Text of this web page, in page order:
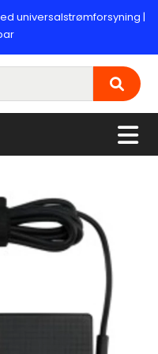
universalstrømforsyning |